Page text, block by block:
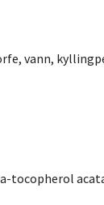
vann,
tocopherol